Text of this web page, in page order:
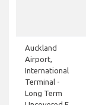
Auckland
Airport,
International
Terminal -
Long Term